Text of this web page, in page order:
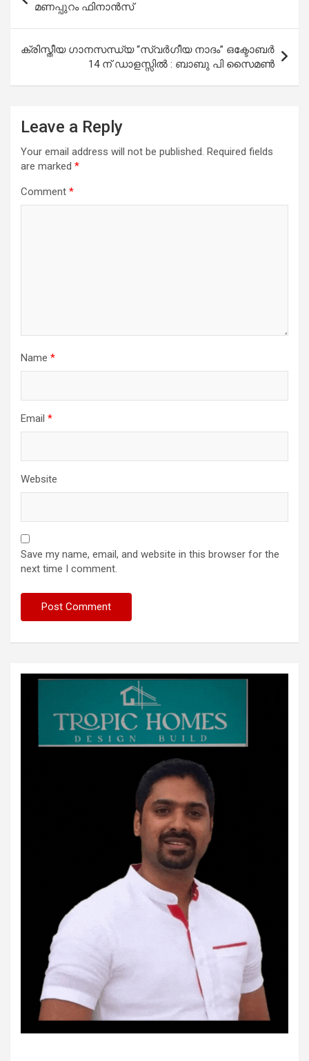
മണപ്പുറം ഫിനാന്‍സ്
ക്രിസ്തീയ ഗാനസന്ധ്യ “സ്വർഗീയ നാദം” ഒക്ടോബർ
14 ന് ഡാളസ്സിൽ : ബാബു പി സൈമൺ
Leave a Reply
Your email address will not be published. Required fields
are marked *
Comment *
Name *
Email *
Website
Save my name, email, and website in this browser for the
next time I comment.